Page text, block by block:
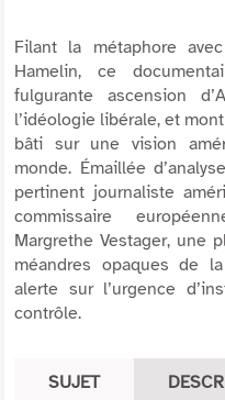
Filant la métaphore avec
Hamelin, ce
fulgurante ascension
l’idéologie libérale, et
bâti sur une vision
monde. Émaillée
pertinent journaliste
commissaire
Margrethe Vestager, une
méandres opaques de
alerte sur l’urgence
contrôle.
SUJET